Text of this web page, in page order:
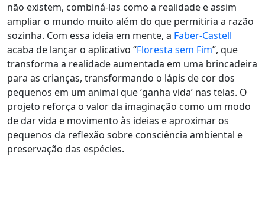
não existem, combiná-las como a realidade e assim
ampliar o mundo muito além do que permitiria a razão
sozinha. Com essa ideia em mente, a Faber-Castell
acaba de lançar o aplicativo “Floresta sem Fim”, que
transforma a realidade aumentada em uma brincadeira
para as crianças, transformando o lápis de cor dos
pequenos em um animal que ‘ganha vida’ nas telas. O
projeto reforça o valor da imaginação como um modo
de dar vida e movimento às ideias e aproximar os
pequenos da reflexão sobre consciência ambiental e
preservação das espécies.